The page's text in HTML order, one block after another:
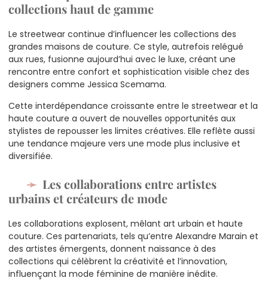
collections haut de gamme
Le streetwear continue d’influencer les collections des
grandes maisons de couture. Ce style, autrefois relégué
aux rues, fusionne aujourd’hui avec le luxe, créant une
rencontre entre confort et sophistication visible chez des
designers comme Jessica Scemama.
Cette interdépendance croissante entre le streetwear et la
haute couture a ouvert de nouvelles opportunités aux
stylistes de repousser les limites créatives. Elle reflète aussi
une tendance majeure vers une mode plus inclusive et
diversifiée.
Les collaborations entre artistes
urbains et créateurs de mode
Les collaborations explosent, mêlant art urbain et haute
couture. Ces partenariats, tels qu’entre Alexandre Marain et
des artistes émergents, donnent naissance à des
collections qui célèbrent la créativité et l’innovation,
influençant la mode féminine de manière inédite.